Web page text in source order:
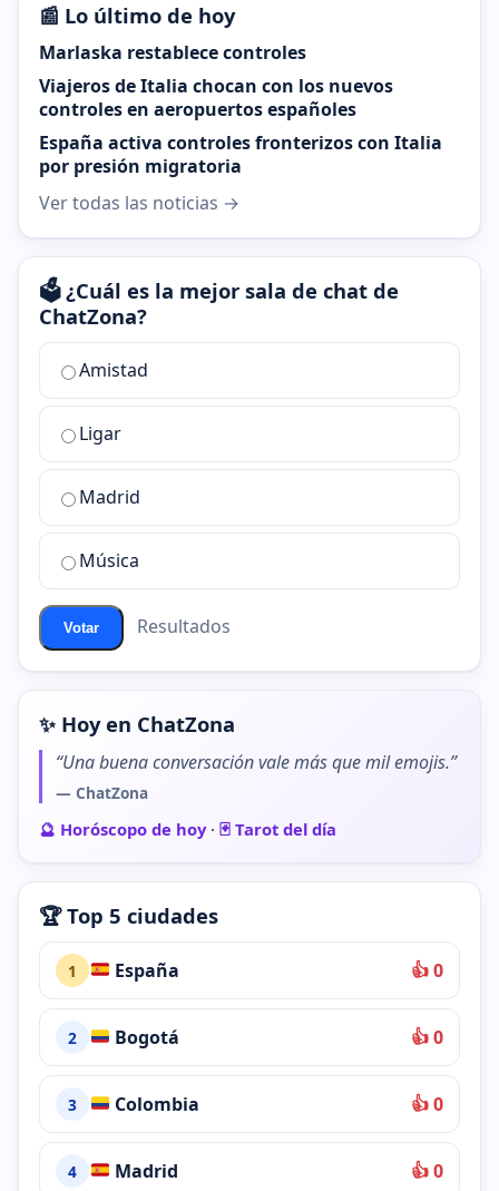
📰 Lo último de hoy
Marlaska restablece controles
Viajeros de Italia chocan con los nuevos
controles en aeropuertos españoles
España activa controles fronterizos con Italia
por presión migratoria
Ver todas las noticias →
🗳️ ¿Cuál es la mejor sala de chat de
ChatZona?
¿Cuál
la
mejor
sala
chat
ChatZona?
Amistad
Ligar
Madrid
Música
Votar Resultados
✨ Hoy en ChatZona
“Una buena conversación vale más que mil emojis.”
— ChatZona
🔮 Horóscopo de hoy· 🃏 Tarot del día
🏆 Top 5 ciudades
1 España 👍 0
2 Bogotá 👍 0
3 Colombia 👍 0
4 Madrid 👍 0